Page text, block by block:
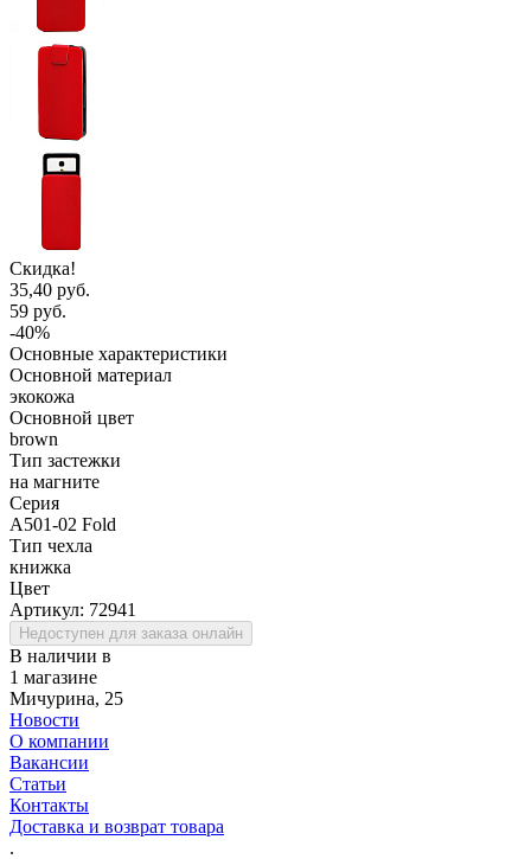
Скидка!
35,40 руб.
59 руб.
-40%
Основные характеристики
Основной материал
экокожа
Основной цвет
brown
Тип застежки
на магните
Серия
A501-02 Fold
Тип чехла
книжка
Цвет
Артикул: 72941
Недоступен для заказа онлайн
В наличии в
1 магазине
Мичурина, 25
Новости
О компании
Вакансии
Статьи
Контакты
Доставка и возврат товара
.